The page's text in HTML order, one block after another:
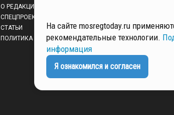
О РЕДАКЦИИ
СПЕЦПРОЕКТЫ
СТАТЬИ
ПОЛИТИКА КОНФИДЕНЦИАЛЬНОСТИ
На сайте mosregtoday.ru
рекомендательные технологии.
информация
Я ознакомился и согласен